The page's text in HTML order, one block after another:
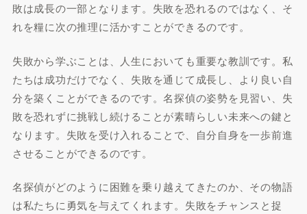
敗は成長の一部となります。失敗を恐れるのではなく、そ
れを糧に次の推理に活かすことができるのです。
失敗から学ぶことは、人生においても重要な教訓です。私
たちは成功だけでなく、失敗を通じて成長し、より良い自
分を築くことができるのです。名探偵の姿勢を見習い、失
敗を恐れずに挑戦し続けることが素晴らしい未来への鍵と
なります。失敗を受け入れることで、自分自身を一歩前進
させることができるのです。
名探偵がどのように困難を乗り越えてきたのか、その物語
は私たちに勇気を与えてくれます。失敗をチャンスと捉